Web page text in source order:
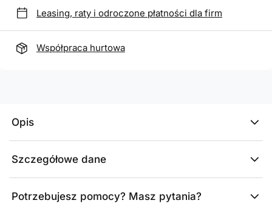
Leasing, raty i odroczone płatności dla firm
Współpraca hurtowa
Opis
Szczegółowe dane
Potrzebujesz pomocy? Masz pytania?